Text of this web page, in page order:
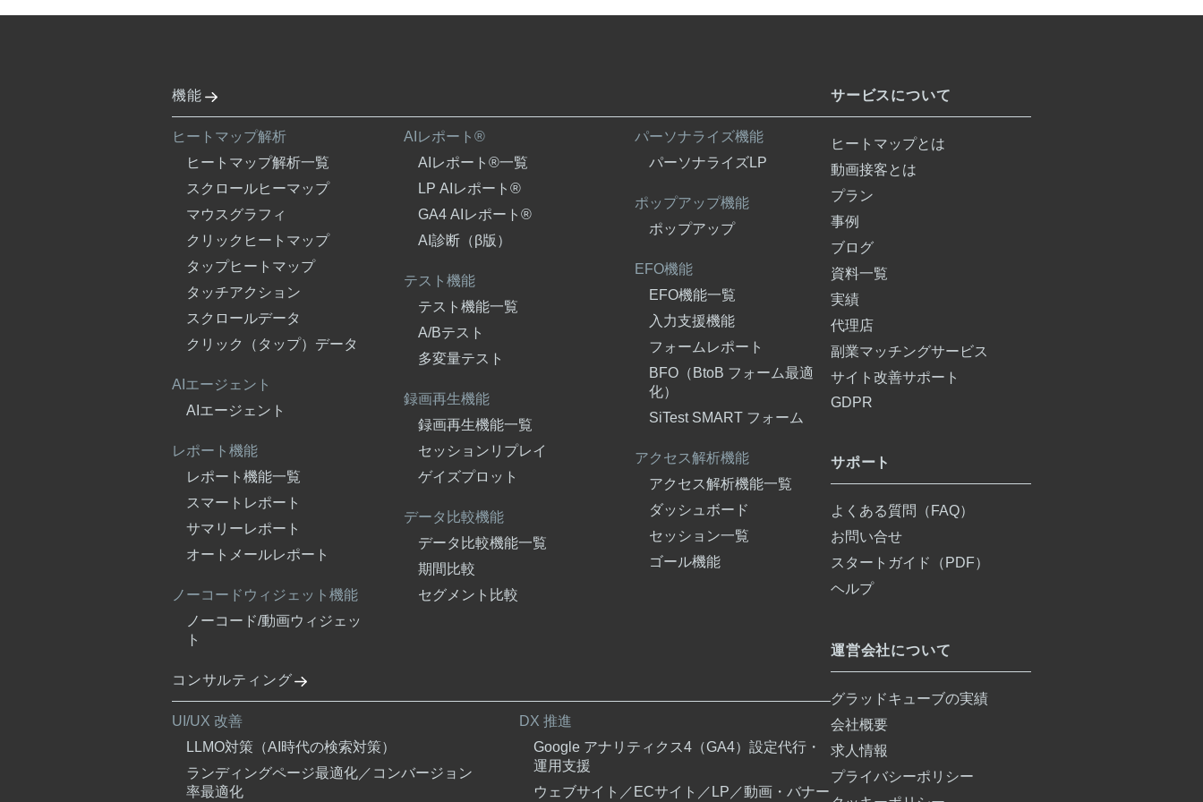
機能
ヒートマップ解析
ヒートマップ解析一覧
スクロールヒーマップ
マウスグラフィ
クリックヒートマップ
タップヒートマップ
タッチアクション
スクロールデータ
クリック（タップ）データ
AIエージェント
AIエージェント
レポート機能
レポート機能一覧
スマートレポート
サマリーレポート
オートメールレポート
ノーコードウィジェット機能
ノーコード/動画ウィジェッ
ト
AIレポート®
AIレポート®一覧
LP AIレポート®
GA4 AIレポート®
AI診断（β版）
テスト機能
テスト機能一覧
A/Bテスト
多変量テスト
録画再生機能
録画再生機能一覧
セッションリプレイ
ゲイズプロット
データ比較機能
データ比較機能一覧
期間比較
セグメント比較
パーソナライズ機能
パーソナライズLP
ポップアップ機能
ポップアップ
EFO機能
EFO機能一覧
入力支援機能
フォームレポート
BFO（BtoB フォーム最適
化）
SiTest SMART フォーム
アクセス解析機能
アクセス解析機能一覧
ダッシュボード
セッション一覧
ゴール機能
コンサルティング
UI/UX 改善
LLMO対策（AI時代の検索対策）
ランディングページ最適化／コンバージョン
率最適化
DX 推進
Google アナリティクス4（GA4）設定代行・
運用支援
ウェブサイト／ECサイト／LP／動画・バナー
サービスについて
ヒートマップとは
動画接客とは
プラン
事例
ブログ
資料一覧
実績
代理店
副業マッチングサービス
サイト改善サポート
GDPR
サポート
よくある質問（FAQ）
お問い合せ
スタートガイド（PDF）
ヘルプ
運営会社について
グラッドキューブの実績
会社概要
求人情報
プライバシーポリシー